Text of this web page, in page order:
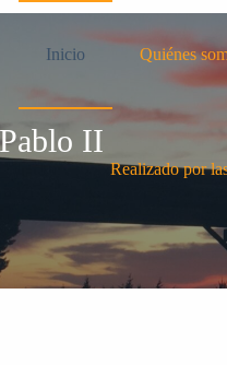
Inicio Quiénes
II
Realizado por